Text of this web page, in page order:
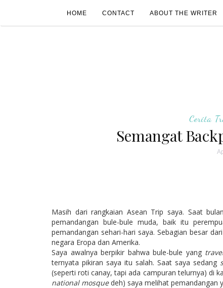
HOME CONTACT ABOUT THE WRITER
Cerita
Semangat
Masih dari rangkaian Asean Trip saya. Saat
pemandangan bule-bule muda, baik itu
pemandangan sehari-hari saya. Sebagian besar
negara Eropa dan Amerika.
Saya awalnya berpikir bahwa bule-bule yang
ternyata pikiran saya itu salah. Saat saya sedang
(seperti roti canay, tapi ada campuran telurnya) di
national mosquedeh) saya melihat pemandangan